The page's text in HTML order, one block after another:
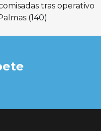
tras operativo
(140)